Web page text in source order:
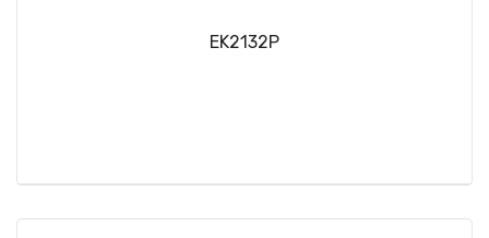
EK2132P